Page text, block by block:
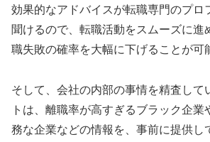
効果的なアドバイスが転職専門のプロ
聞けるので、転職活動をスムーズに進
職失敗の確率を大幅に下げることが可
そして、会社の内部の事情を精査して
トは、離職率が高すぎるブラック企業
務な企業などの情報を、事前に提供し